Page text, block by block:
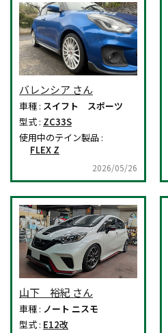
バレンシア さん
車種 : スイフト スポーツ
型式 : ZC33S
使用中のテイン製品 :
FLEX Z
2026/05/26
山下 裕紀 さん
車種 : ノート ニスモ
型式 : E12改